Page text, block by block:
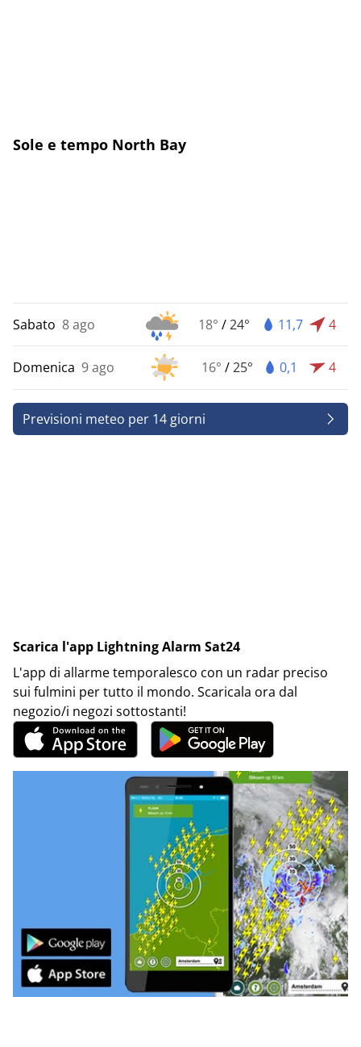
Sole e tempo North Bay
Sabato 8 ago 18° /24° 11,7 4
Domenica 9 ago 16° /25° 0,1 4
Previsioni meteo per 14 giorni
Scarica l'app Lightning Alarm Sat24
L'app di allarme temporalesco con un radar preciso
sui fulmini per tutto il mondo. Scaricala ora dal
negozio/i negozi sottostanti!